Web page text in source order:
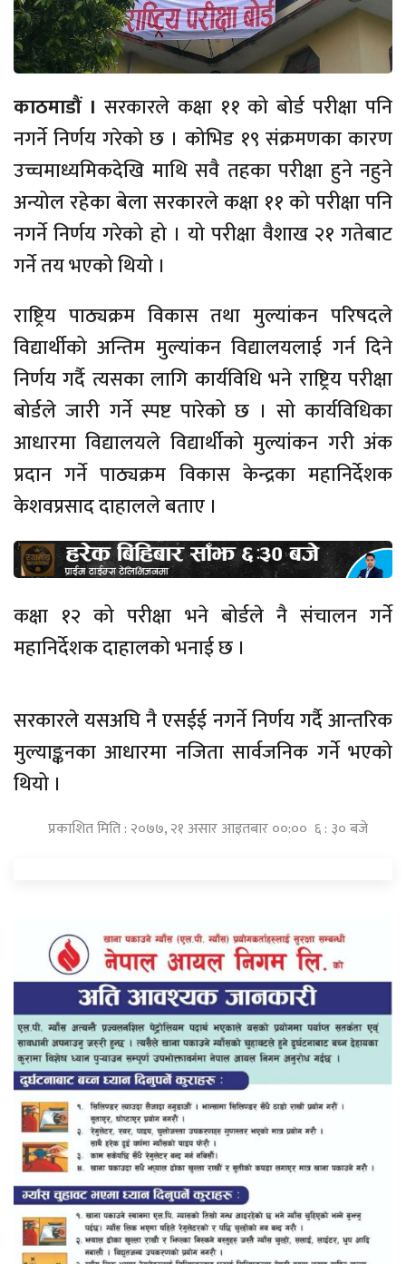
काठमाडौं । सरकारले कक्षा ११ को बोर्ड परीक्षा पनि
नगर्ने निर्णय गरेको छ । कोभिड १९ संक्रमणका कारण
उच्चमाध्यमिकदेखि माथि सवै तहका परीक्षा हुने नहुने
अन्योल रहेका बेला सरकारले कक्षा ११ को परीक्षा पनि
नगर्ने निर्णय गरेको हो । यो परीक्षा वैशाख २१ गतेबाट
गर्ने तय भएको थियो ।
राष्ट्रिय पाठ्यक्रम विकास तथा मुल्यांकन परिषदले
विद्यार्थीको अन्तिम मुल्यांकन विद्यालयलाई गर्न दिने
निर्णय गर्दै त्यसका लागि कार्यविधि भने राष्ट्रिय परीक्षा
बोर्डले जारी गर्ने स्पष्ट पारेको छ । सो कार्यविधिका
आधारमा विद्यालयले विद्यार्थीको मुल्यांकन गरी अंक
प्रदान गर्ने पाठ्यक्रम विकास केन्द्रका महानिर्देशक
केशवप्रसाद दाहालले बताए ।
कक्षा १२ को परीक्षा भने बोर्डले नै संचालन गर्ने
महानिर्देशक दाहालको भनाई छ ।
सरकारले यसअघि नै एसईई नगर्ने निर्णय गर्दै आन्तरिक
मुल्याङ्कनका आधारमा नजिता सार्वजनिक गर्ने भएको
थियो ।
प्रकाशित मिति : २०७७, २१ असार आइतबार ००:०० ६ : ३० बजे